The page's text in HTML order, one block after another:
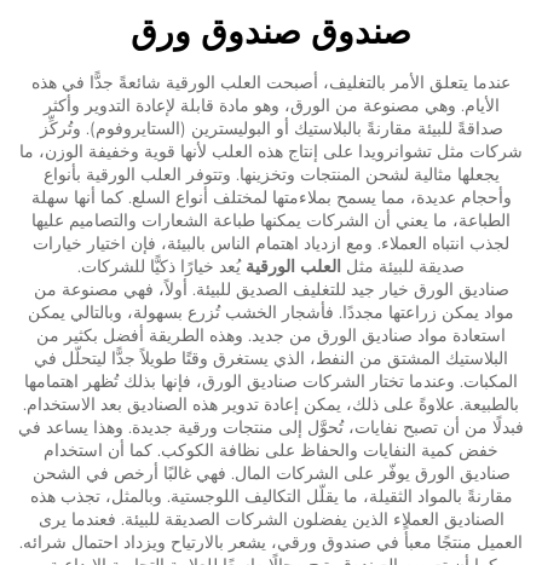
صندوق صندوق ورق
عندما يتعلق الأمر بالتغليف، أصبحت العلب الورقية شائعةً جدًّا في هذه
الأيام. وهي مصنوعة من الورق، وهو مادة قابلة لإعادة التدوير وأكثر
صداقةً للبيئة مقارنةً بالبلاستيك أو البوليسترين (الستايروفوم). وتُركِّز
شركات مثل تشوانرويدا على إنتاج هذه العلب لأنها قوية وخفيفة الوزن، ما
يجعلها مثالية لشحن المنتجات وتخزينها. وتتوفر العلب الورقية بأنواع
وأحجام عديدة، مما يسمح بملاءمتها لمختلف أنواع السلع. كما أنها سهلة
الطباعة، ما يعني أن الشركات يمكنها طباعة الشعارات والتصاميم عليها
لجذب انتباه العملاء. ومع ازدياد اهتمام الناس بالبيئة، فإن اختيار خيارات
صديقة للبيئة مثل العلب الورقيةيُعد خيارًا ذكيًّا للشركات.
صناديق الورق خيار جيد للتغليف الصديق للبيئة. أولاً، فهي مصنوعة من
مواد يمكن زراعتها مجددًا. فأشجار الخشب تُزرع بسهولة، وبالتالي يمكن
استعادة مواد صناديق الورق من جديد. وهذه الطريقة أفضل بكثير من
البلاستيك المشتق من النفط، الذي يستغرق وقتًا طويلاً جدًّا ليتحلّل في
المكبات. وعندما تختار الشركات صناديق الورق، فإنها بذلك تُظهر اهتمامها
بالطبيعة. علاوةً على ذلك، يمكن إعادة تدوير هذه الصناديق بعد الاستخدام.
فبدلًا من أن تصبح نفايات، تُحوَّل إلى منتجات ورقية جديدة. وهذا يساعد في
خفض كمية النفايات والحفاظ على نظافة الكوكب. كما أن استخدام
صناديق الورق يوفّر على الشركات المال. فهي غالبًا أرخص في الشحن
مقارنةً بالمواد الثقيلة، ما يقلّل التكاليف اللوجستية. وبالمثل، تجذب هذه
الصناديق العملاء الذين يفضلون الشركات الصديقة للبيئة. فعندما يرى
العميل منتجًا معبأً في صندوق ورقي، يشعر بالارتياح ويزداد احتمال شرائه.